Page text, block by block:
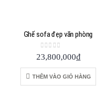
Ghế sofa đẹp văn phòng
0out of 5
23,800,000₫
THÊM VÀO GIỎ HÀNG